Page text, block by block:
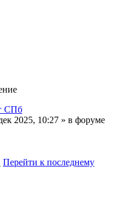
СПб
2025, 10:27 » в форуме
Перейти к последнему